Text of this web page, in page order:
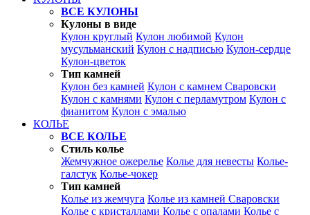
ВСЕ КУЛОНЫ
Кулоны в виде
Кулон круглый Кулон любимой Кулон
мусульманский Кулон с надписью Кулон-сердце
Кулон-цветок
Тип камней
Кулон без камней Кулон с камнем Сваровски
Кулон с камнями Кулон с перламутром Кулон с
фианитом Кулон с эмалью
КОЛЬЕ
ВСЕ КОЛЬЕ
Стиль колье
Жемчужное ожерелье Колье для невесты Колье-
галстук Колье-чокер
Тип камней
Колье из жемчуга Колье из камней Сваровски
Колье с кристаллами Колье с опалами Колье с